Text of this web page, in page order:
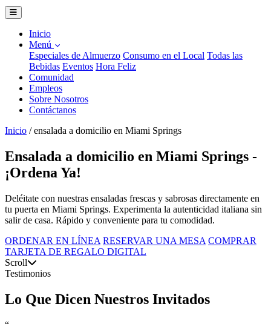
Inicio
Menú
Especiales de Almuerzo Consumo en el Local Todas las
Bebidas Eventos Hora Feliz
Comunidad
Empleos
Sobre Nosotros
Contáctanos
Inicio / ensalada a domicilio en Miami Springs
Ensalada a domicilio en Miami Springs -
¡Ordena Ya!
Deléitate con nuestras ensaladas frescas y sabrosas directamente en
tu puerta en Miami Springs. Experimenta la autenticidad italiana sin
salir de casa. Rápido y conveniente para tu comodidad.
ORDENAR EN LÍNEA RESERVAR UNA MESA COMPRAR
TARJETA DE REGALO DIGITAL
Scroll
Testimonios
Lo Que Dicen Nuestros Invitados
“